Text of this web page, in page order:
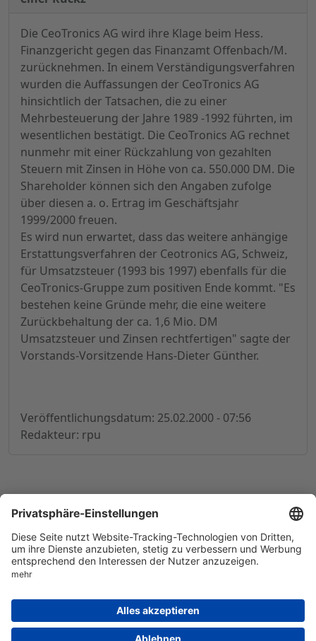
Die CeoTronics AG wird ihre Klage beim Hess.
Finanzgericht gegen das Finanzamt Offenbach/M.
zurücknehmen. In einem Verständigungsverfahren
wurden die Auffassungen der CeoTronics AG
hinsichtlich der Tatsachen, die zu einer
Mehrbesteuerung der Jahre 1989 -1992 führten, im
wesentlichen bestätigt. Die CeoTronics AG rechnet
nunmehr mit einer Rückzahlung von gezahlten
Steuern mit Zinsen in Höhe von ca. 550.000 DM. Die
Shareholder können sich den Angaben zufolge
über diesen a. o. Ertrag im Geschäftsjahr
1999/2000 freuen.
Es wird nun erwartet, dass das weitere anhängige
Erstattungsverfahren der Ceotronics AG, Schweiz,
für Umsatzsteuer (1993 bis 1997) ebenfalls für die
CeoTronics-Gruppe zum positiven Ende kommt. "Es
bestehen keine Gründe mehr, die eine weitere
Zurückbehaltung der ca. 1,6 Mio. DM
Umsatzsteuer und Zinsen rechtfertigen" sagte der
Vorstands-Vorsitzende Hans-Dieter Günther.
Veröffentlichungsdatum: 25.02.2000 - 07:56
Redakteur: rpu
© 1998-2026by GSC Research GmbH
Datenschutz